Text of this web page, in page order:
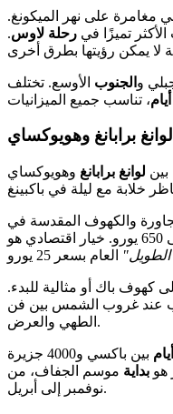
مغامرة على نهر الميكونغ.
تميزًا في رحلة لاوس.
و الجنوب الأوسع. تختلف
أيام
برابانغ وهويوكساي
بين لوانغ برابانغ وهويوكساي
والكهوف المقدسة في
كهوف باك أو مثالية للبدء.
عند غروب الشمس بين فن
الطهي والعرض.
أيام
بين باكسي و4000 جزيرة
هو بداية موسم الجفاف، من
نوفمبر إلى أبريل.